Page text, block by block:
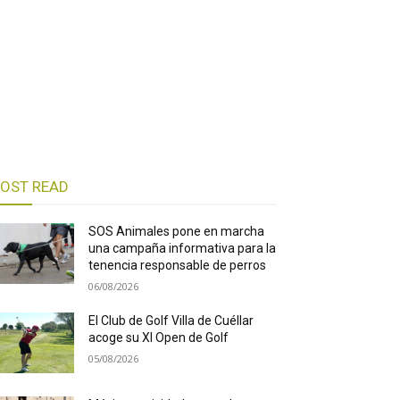
READ
SOS Animales pone en marcha
una campaña informativa para la
tenencia responsable de perros
06/08/2026
El Club de Golf Villa de Cuéllar
acoge su XI Open de Golf
05/08/2026